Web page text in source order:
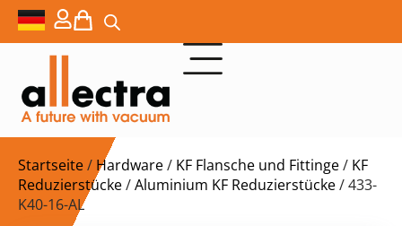
Startseite/ Hardware/ KF Flansche und Fittinge/ KF
Reduzierstücke/Aluminium KF Reduzierstücke/ 433-
K40-16-AL